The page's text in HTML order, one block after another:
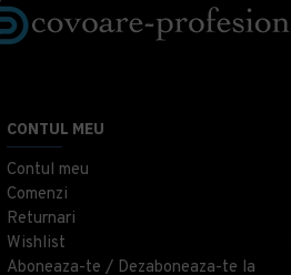
CONTUL MEU
Contul meu
Comenzi
Returnari
Wishlist
Aboneaza-te / Dezaboneaza-te la